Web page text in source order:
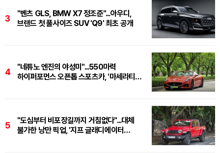
3
"벤츠 GLS, BMW X7 정조준"...아우디,
브랜드 첫 풀사이즈 SUV 'Q9' 최초 공개
4
"네튜노 엔진의 야성미"...550마력
하이퍼포먼스 오픈톱 스포츠카, '마세라티
5
"도심부터 비포장길까지 거침없다"...대체
불가한 낭만 픽업, '지프 글래디에이터